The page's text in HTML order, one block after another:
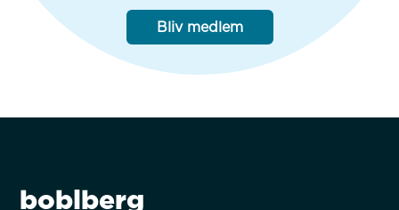
Bliv medlem
boblberg